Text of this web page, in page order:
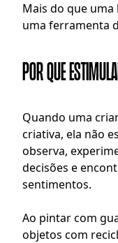
Mais do que
uma ferramenta
Por que
Quando uma
criativa, ela não
observa,
decisões e
sentimentos.
Ao pintar com
objetos com